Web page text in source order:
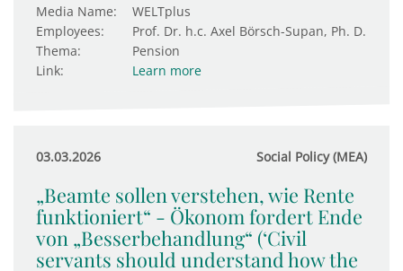
Media Name:
WELTplus
Employees:
Prof. Dr. h.c. Axel Börsch-Supan, Ph. D.
Thema:
Pension
Link:
Learn more
03.03.2026 Social Policy (MEA)
„Beamte sollen verstehen, wie Rente
funktioniert“ - Ökonom fordert Ende
von „Besserbehandlung“ (‘Civil
servants should understand how the